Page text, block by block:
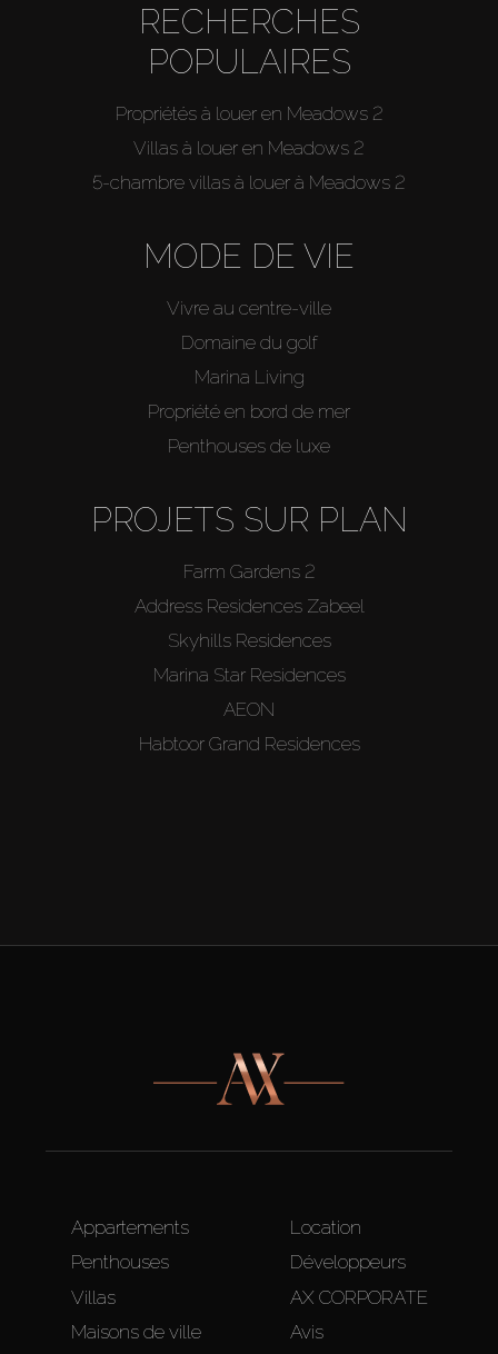
RECHERCHES
POPULAIRES
Propriétés à louer en Meadows 2
Villas à louer en Meadows 2
5-chambre villas à louer à Meadows 2
MODE DE VIE
Vivre au centre-ville
Domaine du golf
Marina Living
Propriété en bord de mer
Penthouses de luxe
PROJETS SUR PLAN
Farm Gardens 2
Address Residences Zabeel
Skyhills Residences
Marina Star Residences
AEON
Habtoor Grand Residences
Appartements
Penthouses
Villas
Maisons de ville
Location
Développeurs
AX CORPORATE
Avis